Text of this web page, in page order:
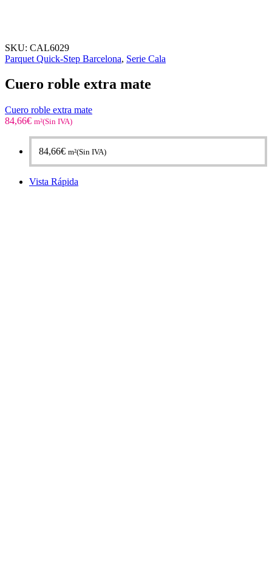
SKU: CAL6029
Parquet Quick-Step Barcelona, Serie Cala
Cuero roble extra mate
Cuero roble extra mate
84,66€ m²(Sin IVA)
84,66€ m²(Sin IVA)
Vista Rápida